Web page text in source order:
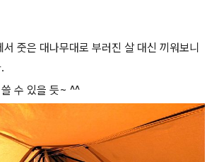
줏은 대나무대로 부러진 살 대신 끼워보니
수 있을 듯~ ^^